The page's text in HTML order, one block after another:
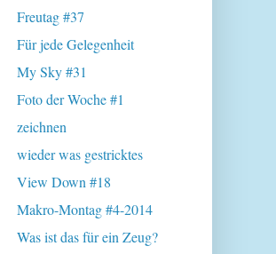
Freutag #37
Für jede Gelegenheit
My Sky #31
Foto der Woche #1
zeichnen
wieder was gestricktes
View Down #18
Makro-Montag #4-2014
Was ist das für ein Zeug?